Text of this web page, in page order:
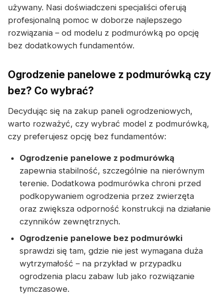
używany. Nasi doświadczeni specjaliści oferują
profesjonalną pomoc w doborze najlepszego
rozwiązania – od modelu z podmurówką po opcję
bez dodatkowych fundamentów.
Ogrodzenie panelowe z podmurówką czy
bez? Co wybrać?
Decydując się na zakup paneli ogrodzeniowych,
warto rozważyć, czy wybrać model z podmurówką,
czy preferujesz opcję bez fundamentów:
Ogrodzenie panelowe z podmurówką
zapewnia stabilność, szczególnie na nierównym
terenie. Dodatkowa podmurówka chroni przed
podkopywaniem ogrodzenia przez zwierzęta
oraz zwiększa odporność konstrukcji na działanie
czynników zewnętrznych.
Ogrodzenie panelowe bez podmurówki
sprawdzi się tam, gdzie nie jest wymagana duża
wytrzymałość – na przykład w przypadku
ogrodzenia placu zabaw lub jako rozwiązanie
tymczasowe.